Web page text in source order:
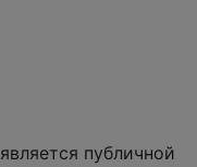
публичной